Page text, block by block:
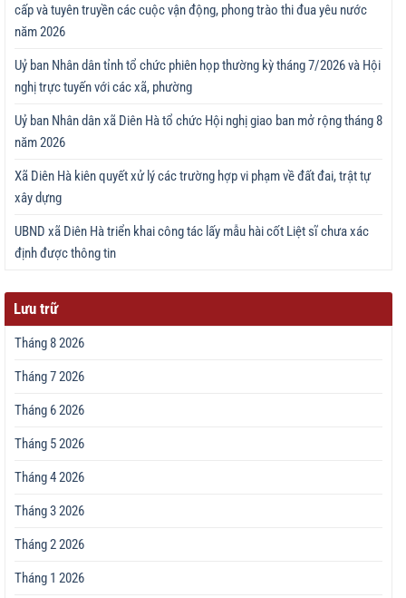
cấp và tuyên truyền các cuộc vận động, phong trào thi đua yêu nước
năm 2026
Uỷ ban Nhân dân tỉnh tổ chức phiên họp thường kỳ tháng 7/2026 và Hội
nghị trực tuyến với các xã, phường
Uỷ ban Nhân dân xã Diên Hà tổ chức Hội nghị giao ban mở rộng tháng 8
năm 2026
Xã Diên Hà kiên quyết xử lý các trường hợp vi phạm về đất đai, trật tự
xây dựng
UBND xã Diên Hà triển khai công tác lấy mẫu hài cốt Liệt sĩ chưa xác
định được thông tin
Lưu trữ
Tháng 8 2026
Tháng 7 2026
Tháng 6 2026
Tháng 5 2026
Tháng 4 2026
Tháng 3 2026
Tháng 2 2026
Tháng 1 2026